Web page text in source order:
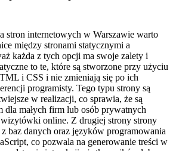
stron internetowych w Warszawie warto
między stronami statycznymi a
każda z tych opcji ma swoje zalety i
to te, które są stworzone przy użyciu
i CSS i nie zmieniają się po ich
programisty. Tego typu strony są
w realizacji, co sprawia, że są
dla małych firm lub osób prywatnych
online. Z drugiej strony strony
baz danych oraz języków programowania
co pozwala na generowanie treści w